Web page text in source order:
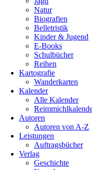
Natur
Biografien
Belletristik
Kinder & Jugend
E-Books
Schulbücher
Reihen
Kartografie
Wanderkarten
Kalender
Alle Kalender
Autoren
Autoren von A-Z
Leistungen
Auftragsbücher
Verlag
Geschichte